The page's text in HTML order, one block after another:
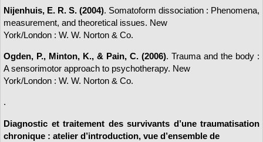
Nijenhuis, E. R. S. (2004). Somatoform dissociation : Phenomena,
measurement, and theoretical issues. New
York/London : W. W. Norton & Co.
Ogden, P., Minton, K., & Pain, C. (2006). Trauma and the body :
A sensorimotor approach to psychotherapy. New
York/London : W. W. Norton & Co.
.
Diagnostic et traitement des survivants d’une traumatisation
chronique : atelier d’introduction, vue d’ensemble de